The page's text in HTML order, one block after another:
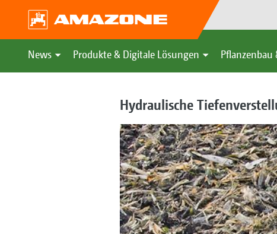
News Produkte & Digitale Lösungen Pflanzenbau
Hydraulische